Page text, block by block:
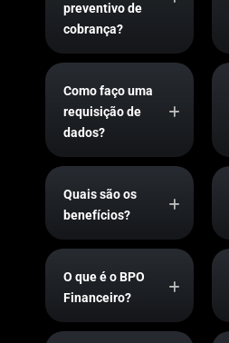
preventivo de
cobrança?
Como faço uma
requisição de
dados?
Quais são os
benefícios?
O que é o BPO
Financeiro?